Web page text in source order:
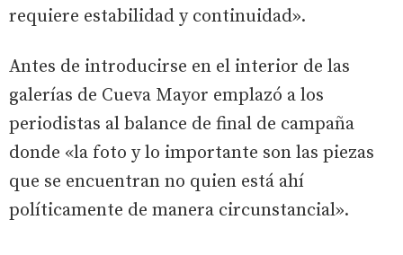
requiere estabilidad y continuidad».
Antes de introducirse en el interior de las
galerías de Cueva Mayor emplazó a los
periodistas al balance de final de campaña
donde «la foto y lo importante son las piezas
que se encuentran no quien está ahí
políticamente de manera circunstancial».